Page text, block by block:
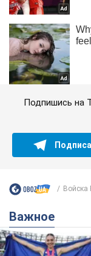
Подпишись на
Войска
Важное